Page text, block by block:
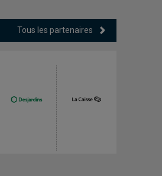
Tous les partenaires